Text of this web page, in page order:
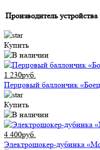
Производитель устройства
Купить
1 230руб.
Перцовый баллончик
Купить
4 400руб.
Электрошокер-дубинка